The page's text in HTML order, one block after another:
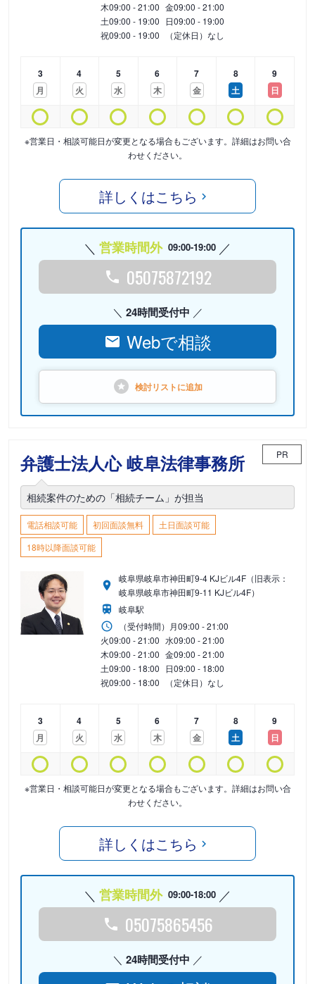
木09:00 - 21:00 金09:00 - 21:00
土09:00 - 19:00 日09:00 - 19:00
祝09:00 - 19:00 （定休日）なし
3
月
4
火
5
水
6
木
7
金
8
土
9
日
※営業日・相談可能日が変更となる場合もございます。詳細はお問い合
わせください。
詳しくはこちら
営業時間外 09:00-19:00
05075872192
24時間受付中
Webで相談
検討リストに追加
弁護士法人心 岐阜法律事務所 PR
相続案件のための「相続チーム」が担当
電話相談可能 初回面談無料
土日面談可能
18時以降面談可能
岐阜県岐阜市神田町9-4 KJビル4F（旧表示：
岐阜県岐阜市神田町9-11 KJビル4F）
岐阜駅
（受付時間） 月09:00 - 21:00
火09:00 - 21:00 水09:00 - 21:00
木09:00 - 21:00 金09:00 - 21:00
土09:00 - 18:00 日09:00 - 18:00
祝09:00 - 18:00 （定休日）なし
3
月
4
火
5
水
6
木
7
金
8
土
9
日
※営業日・相談可能日が変更となる場合もございます。詳細はお問い合
わせください。
詳しくはこちら
営業時間外 09:00-18:00
05075865456
24時間受付中